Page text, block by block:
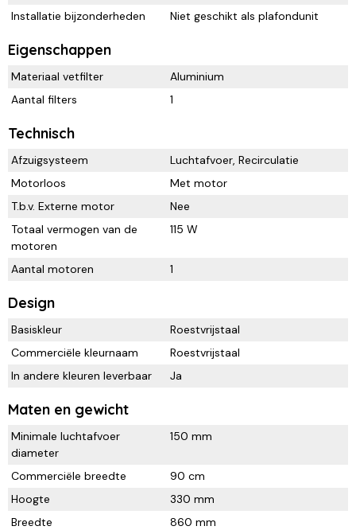
Installatie bijzonderheden Niet geschikt als plafondunit
Eigenschappen
Materiaal vetfilter
Aluminium
Aantal filters
1
Technisch
Afzuigsysteem
Luchtafvoer, Recirculatie
Motorloos
Met motor
T.b.v. Externe motor
Nee
Totaal vermogen van de
motoren
115 W
Aantal motoren 1
Design
Basiskleur
Roestvrijstaal
Commerciële kleurnaam
Roestvrijstaal
In andere kleuren leverbaar
Ja
Maten en gewicht
Minimale luchtafvoer
diameter
150 mm
Commerciële breedte
90 cm
Hoogte
330 mm
Breedte
860 mm